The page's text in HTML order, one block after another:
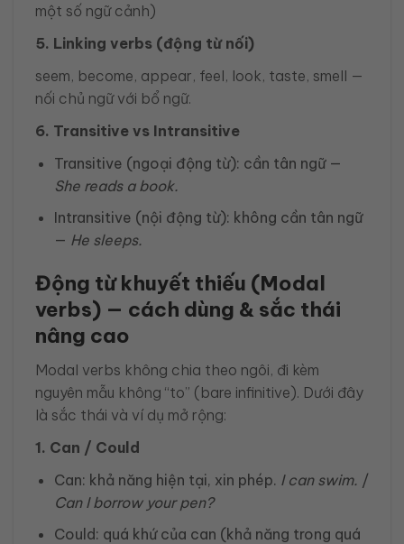
một số ngữ cảnh)
5. Linking verbs (động từ nối)
seem, become, appear, feel, look, taste, smell —
nối chủ ngữ với bổ ngữ.
6. Transitive vs Intransitive
Transitive (ngoại động từ): cần tân ngữ —
She reads a book.
Intransitive (nội động từ): không cần tân ngữ
— He sleeps.
Động từ khuyết thiếu (Modal
verbs) — cách dùng & sắc thái
nâng cao
Modal verbs không chia theo ngôi, đi kèm
nguyên mẫu không “to” (bare infinitive). Dưới đây
là sắc thái và ví dụ mở rộng:
1. Can / Could
Can: khả năng hiện tại, xin phép. I can swim. /
Can I borrow your pen?
Could: quá khứ của can (khả năng trong quá